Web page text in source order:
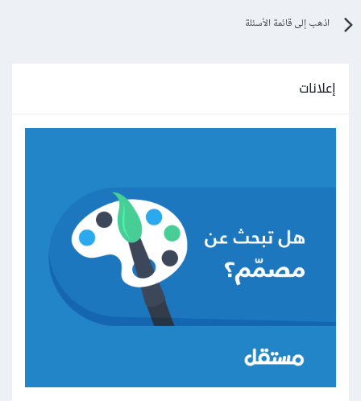
اذهب إلى قائمة الأسئلة
إعلانات